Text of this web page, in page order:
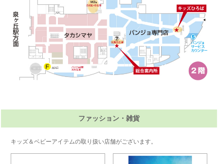
ファッション・雑貨
キッズ＆ベビーアイテムの取り扱い店舗がございます。